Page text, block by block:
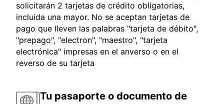
solicitarán 2 tarjetas de crédito obligatorias,
incluida una mayor. No se aceptan tarjetas de
pago que lleven las palabras "tarjeta de débito",
"prepago", "electron", "maestro", "tarjeta
electrónica" impresas en el anverso o en el
reverso de su tarjeta
Tu pasaporte o documento de